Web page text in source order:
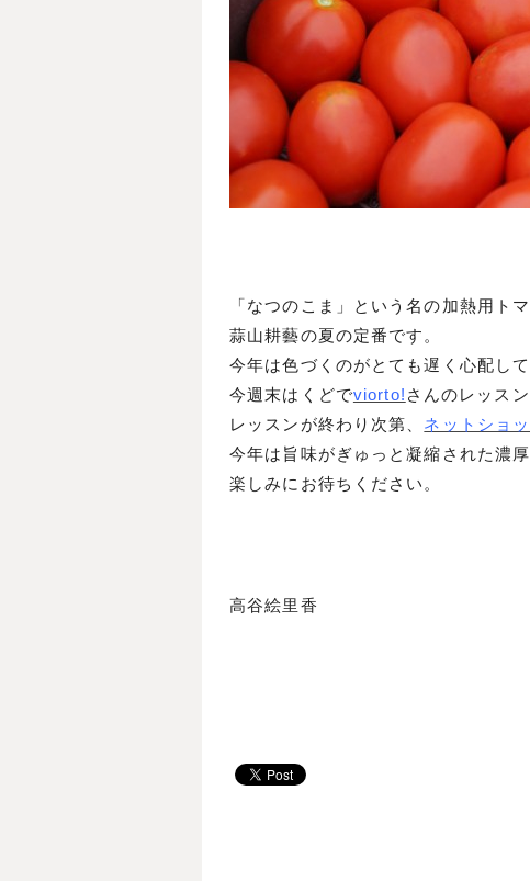
「なつのこま」という名の加熱用トマ
蒜山耕藝の夏の定番です。
今年は色づくのがとても遅く心配し
今週末はくどでviorto! さんのレッス
レッスンが終わり次第、 ネットショ
今年は旨味がぎゅっと凝縮された濃厚
楽しみにお待ちください。
高谷絵里香